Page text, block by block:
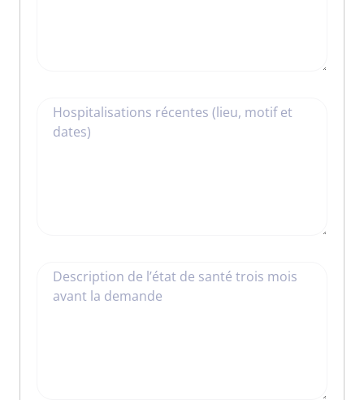
Hospitalisations récentes (lieu, motif et
dates)
Description de l’état de santé trois mois
avant la demande